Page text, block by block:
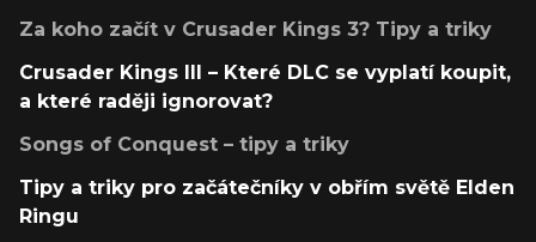
Za koho začít v Crusader Kings 3? Tipy a triky
Crusader Kings III – Které DLC se vyplatí koupit,
a které raději ignorovat?
Songs of Conquest – tipy a triky
Tipy a triky pro začátečníky v obřím světě Elden
Ringu